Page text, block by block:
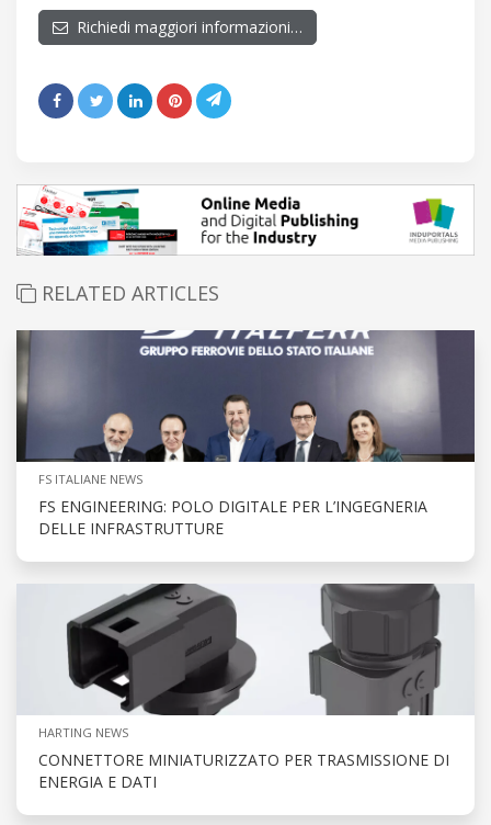
Richiedi maggiori informazioni…
RELATED ARTICLES
FS ITALIANE NEWS
FS ENGINEERING: POLO DIGITALE PER L’INGEGNERIA
DELLE INFRASTRUTTURE
HARTING NEWS
CONNETTORE MINIATURIZZATO PER TRASMISSIONE DI
ENERGIA E DATI